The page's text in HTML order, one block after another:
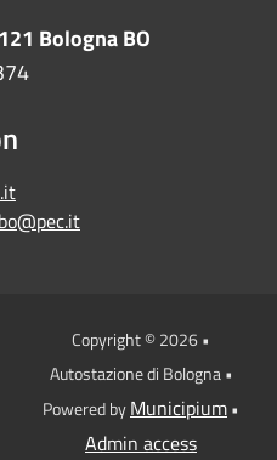
Bologna BO
Copyright © 2026 •
Autostazione di Bologna •
Powered byMunicipium•
Admin access